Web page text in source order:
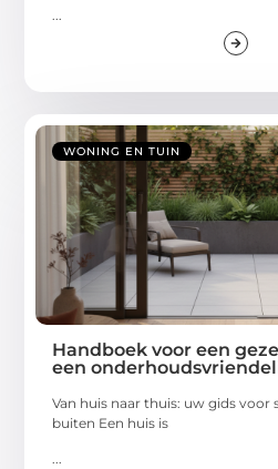
...
WONING EN TUIN
Handboek voor een
een
Van huis naar thuis: uw gids voor
buiten Een huis is
...